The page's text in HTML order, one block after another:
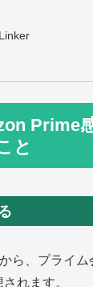
Prime
と
ら、プライ
れます。